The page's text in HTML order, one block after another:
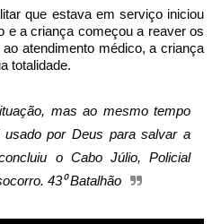
que estava em serviço iniciou
e a criança começou a reaver os
atendimento médico, a criança
totalidade.
mas ao mesmo tempo
por Deus para salvar a
o Cabo Júlio, Policial
43⁰Batalhão